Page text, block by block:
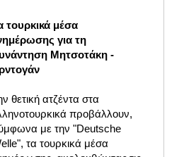
τουρκικά μέσα
για τη
Μητσοτάκη -
θετική ατζέντα στα
προβάλλουν,
με την "Deutsche
τα τουρκικά μέσα